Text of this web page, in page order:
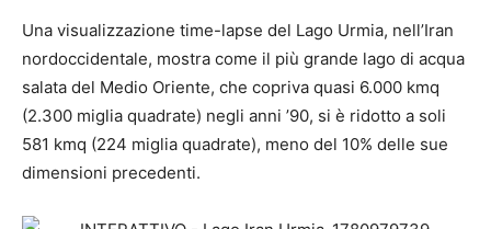
Una visualizzazione time-lapse del Lago Urmia, nell’Iran
nordoccidentale, mostra come il più grande lago di acqua
salata del Medio Oriente, che copriva quasi 6.000 kmq
(2.300 miglia quadrate) negli anni ’90, si è ridotto a soli
581 kmq (224 miglia quadrate), meno del 10% delle sue
dimensioni precedenti.